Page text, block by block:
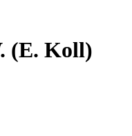
(E. Koll)